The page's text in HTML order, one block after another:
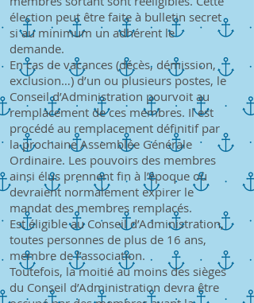
élection peut être faite à bulletin secret
si au minimum un adhérent le
demande.
En cas de vacances (décès, démission,
exclusion…) d’un ou plusieurs postes, le
Conseil d’Administration pourvoit au
remplacement de ces membres. Il est
procédé au remplacement définitif par
la prochaine Assemblée Générale
Ordinaire. Les pouvoirs des membres
ainsi élus prennent fin à l’époque où
devraient normalement expirer le
mandat des membres remplacés.
Est éligible au Conseil d’Administration,
toutes personnes de plus de 16 ans,
membre de l’association.
Toutefois, la moitié au moins des sièges
du Conseil d’Administration devra être